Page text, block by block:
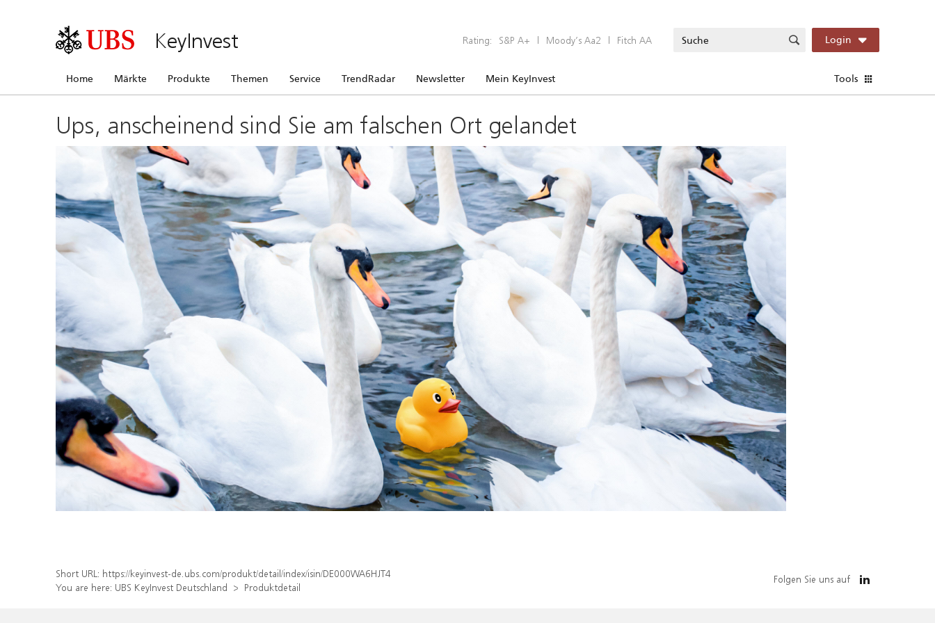
KeyInvest Rating: S&P A+ | Moody’s Aa2 | Fitch AA Login
Home Märkte Produkte Themen Service TrendRadar Newsletter Mein KeyInvest Tools
Ups, anscheinend sind Sie am falschen Ort gelandet
Short URL: https://keyinvest-de.ubs.com/produkt/detail/index/isin/DE000WA6HJT4
You are here: UBS KeyInvest Deutschland Produktdetail
Folgen Sie uns auf